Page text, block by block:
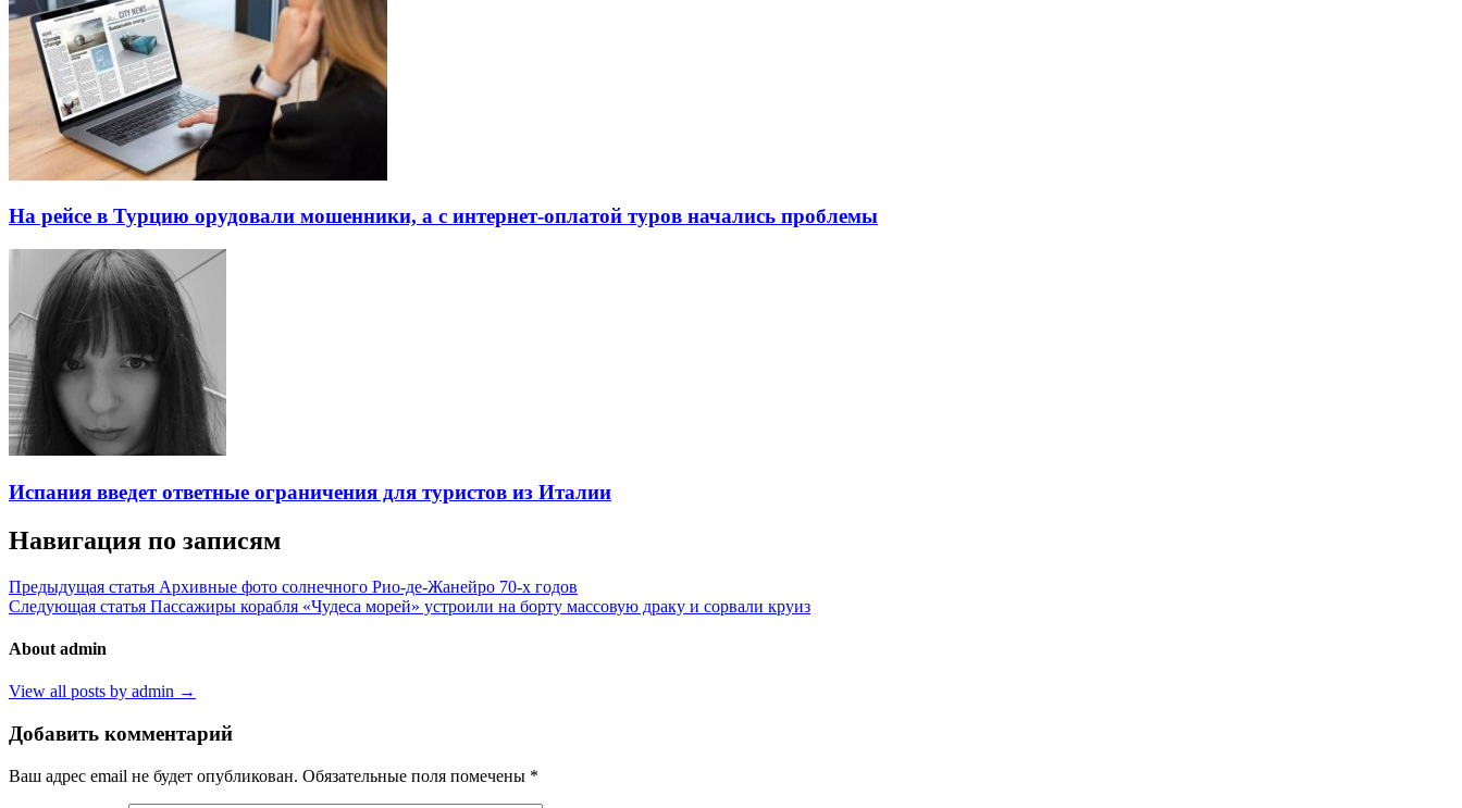
На рейсе в Турцию орудовали мошенники, а с интернет-оплатой туров начались проблемы
Испания введет ответные ограничения для туристов из Италии
Навигация по записям
Предыдущая статья Архивные фото солнечного Рио-де-Жанейро 70-х годов
Следующая статья Пассажиры корабля «Чудеса морей» устроили на борту массовую драку и сорвали круиз
About admin
View all posts by admin →
Добавить комментарий
Ваш адрес email не будет опубликован. Обязательные поля помечены *